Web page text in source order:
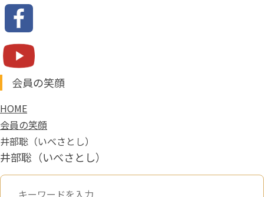
会員の笑顔
HOME
会員の笑顔
井部聡（いべさとし）
井部聡（いべさとし）
キーワードで検索